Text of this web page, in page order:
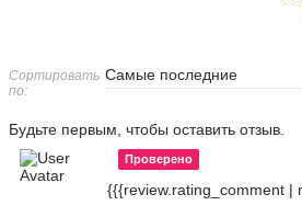
Сортировать
по:
Будьте первым, чтобы оставить отзыв.
Проверено
{{{review.rating_comment |